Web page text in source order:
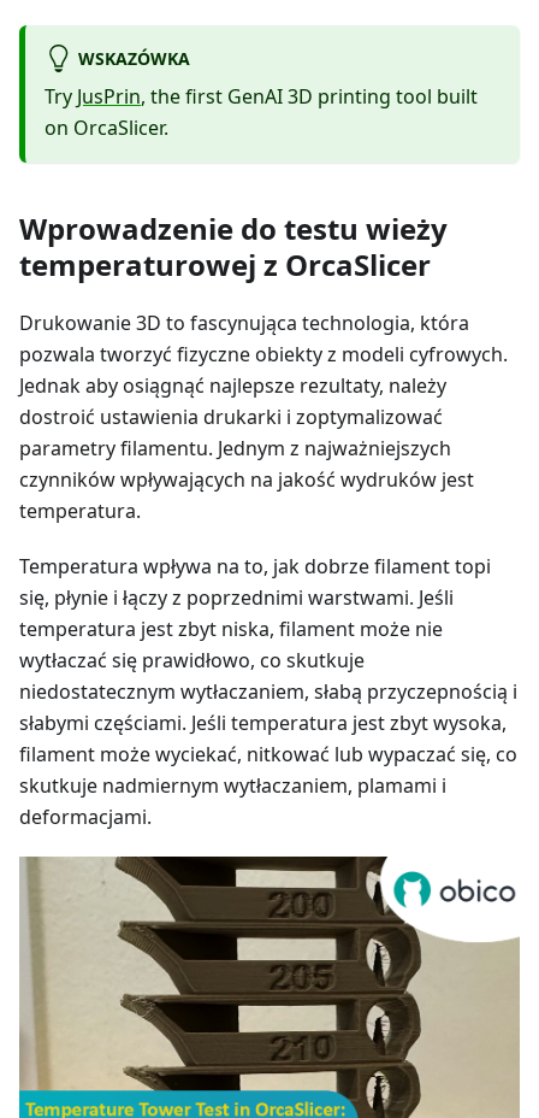
WSKAZÓWKA
Try JusPrin, the first GenAI 3D printing tool built
on OrcaSlicer.
Wprowadzenie do testu wieży
temperaturowej z OrcaSlicer
Drukowanie 3D to fascynująca technologia, która
pozwala tworzyć fizyczne obiekty z modeli cyfrowych.
Jednak aby osiągnąć najlepsze rezultaty, należy
dostroić ustawienia drukarki i zoptymalizować
parametry filamentu. Jednym z najważniejszych
czynników wpływających na jakość wydruków jest
temperatura.
Temperatura wpływa na to, jak dobrze filament topi
się, płynie i łączy z poprzednimi warstwami. Jeśli
temperatura jest zbyt niska, filament może nie
wytłaczać się prawidłowo, co skutkuje
niedostatecznym wytłaczaniem, słabą przyczepnością i
słabymi częściami. Jeśli temperatura jest zbyt wysoka,
filament może wyciekać, nitkować lub wypaczać się, co
skutkuje nadmiernym wytłaczaniem, plamami i
deformacjami.